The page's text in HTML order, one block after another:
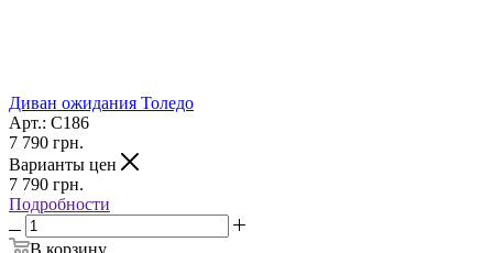
Диван ожидания Толедо
Арт.: С186
7 790 грн.
Варианты цен
7 790 грн.
Подробности
В корзину